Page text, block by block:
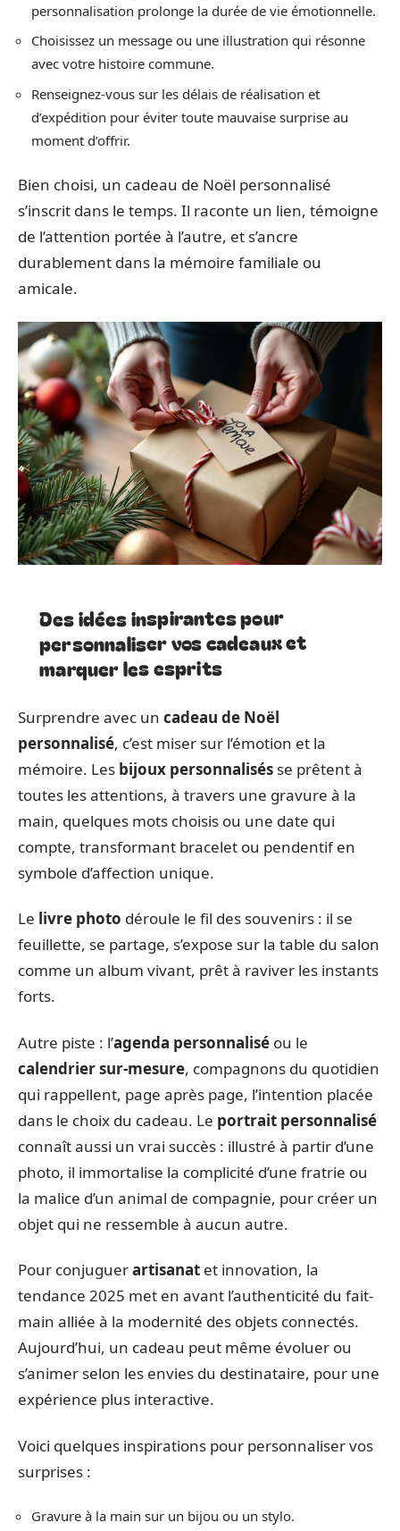
personnalisation prolonge la durée de vie émotionnelle.
Choisissez un message ou une illustration qui résonne
avec votre histoire commune.
Renseignez-vous sur les délais de réalisation et
d’expédition pour éviter toute mauvaise surprise au
moment d’offrir.
Bien choisi, un cadeau de Noël personnalisé
s’inscrit dans le temps. Il raconte un lien, témoigne
de l’attention portée à l’autre, et s’ancre
durablement dans la mémoire familiale ou
amicale.
Des idées inspirantes pour
personnaliser vos cadeaux et
marquer les esprits
Surprendre avec un cadeau de Noël
personnalisé, c’est miser sur l’émotion et la
mémoire. Les bijoux personnalisés se prêtent à
toutes les attentions, à travers une gravure à la
main, quelques mots choisis ou une date qui
compte, transformant bracelet ou pendentif en
symbole d’affection unique.
Le livre photo déroule le fil des souvenirs : il se
feuillette, se partage, s’expose sur la table du salon
comme un album vivant, prêt à raviver les instants
forts.
Autre piste : l’agenda personnalisé ou le
calendrier sur-mesure, compagnons du quotidien
qui rappellent, page après page, l’intention placée
dans le choix du cadeau. Le portrait personnalisé
connaît aussi un vrai succès : illustré à partir d’une
photo, il immortalise la complicité d’une fratrie ou
la malice d’un animal de compagnie, pour créer un
objet qui ne ressemble à aucun autre.
Pour conjuguerartisanat et innovation, la
tendance 2025 met en avant l’authenticité du fait-
main alliée à la modernité des objets connectés.
Aujourd’hui, un cadeau peut même évoluer ou
s’animer selon les envies du destinataire, pour une
expérience plus interactive.
Voici quelques inspirations pour personnaliser vos
surprises :
Gravure à la main sur un bijou ou un stylo.